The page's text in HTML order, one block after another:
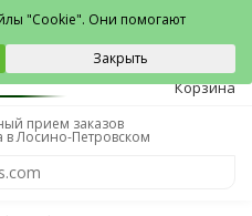
0
Корзина
прием заказов
в Лосино-Петровском
"Cookie". Они помогают
Закрыть